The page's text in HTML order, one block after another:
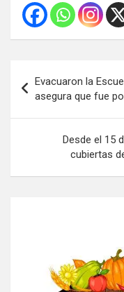
de
entradas
Evacuaron la
asegura que fue
Desde el 15
cubiertas